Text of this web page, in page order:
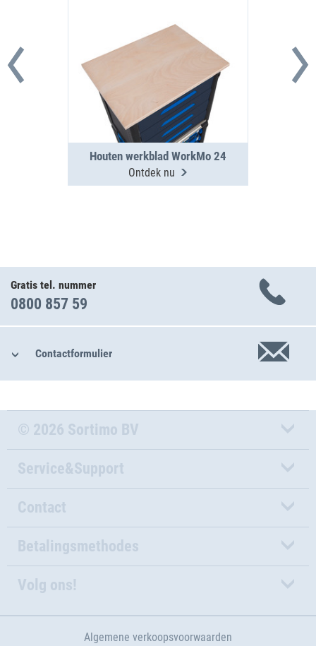
Houten werkblad WorkMo 24
Ontdek nu
Gratis tel. nummer
0800 857 59
Contactformulier
© 2026 Sortimo BV
Service&Support
Contact
Betalingsmethodes
Volg ons!
Algemene verkoopsvoorwaarden